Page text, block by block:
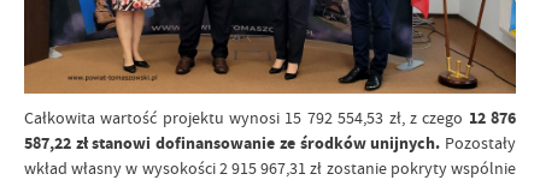
Całkowita wartość projektu wynosi 15 792 554,53 zł, z czego 12 876
587,22 zł stanowi dofinansowanie ze środków unijnych. Pozostały
wkład własny w wysokości 2 915 967,31 zł zostanie pokryty wspólnie